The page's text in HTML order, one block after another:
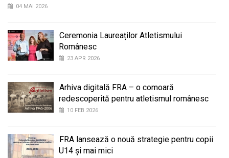
04 MAI 2026
Ceremonia Laureaților Atletismului
Românesc
23 APR 2026
Arhiva digitală FRA – o comoară
redescoperită pentru atletismul românesc
10 FEB 2026
FRA lansează o nouă strategie pentru copii
U14 și mai mici